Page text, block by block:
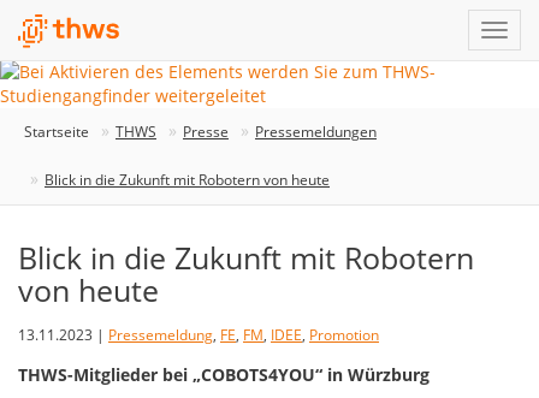
Startseite THWS Presse Pressemeldungen
Blick in die Zukunft mit Robotern von heute
Blick in die Zukunft mit Robotern
von heute
13.11.2023 | Pressemeldung, FE, FM, IDEE, Promotion
THWS-Mitglieder bei „COBOTS4YOU“ in Würzburg